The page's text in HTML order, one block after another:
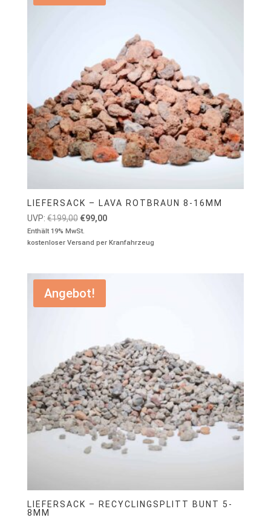
LIEFERSACK – LAVA ROTBRAUN 8-16MM
UVP: €199,00 Ursprünglicher
Preis
war:
€99,00Aktueller
ist:
Enthält 19% MwSt.
kostenloser Versand per Kranfahrzeug
Angebot!
LIEFERSACK – RECYCLINGSPLITT BUNT 5-
8MM